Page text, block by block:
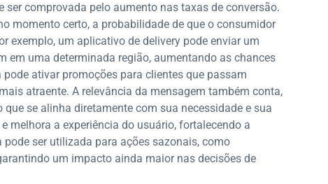
comprovada pelo aumento nas taxas de conversão.
momento certo, a probabilidade de que o consumidor
exemplo, um aplicativo de delivery pode enviar um
em uma determinada região, aumentando as chances
ativar promoções para clientes que passam
atraente. A relevância da mensagem também conta,
se alinha diretamente com sua necessidade e sua
melhora a experiência do usuário, fortalecendo a
pode ser utilizada para ações sazonais, como
um impacto ainda maior nas decisões de